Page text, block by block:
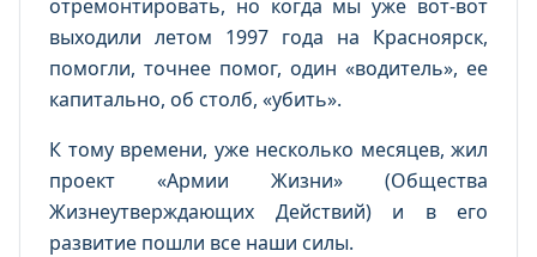
отремонтировать, но когда мы уже вот-вот
выходили летом 1997 года на Красноярск,
помогли, точнее помог, один «водитель», ее
капитально, об столб, «убить».
К тому времени, уже несколько месяцев, жил
проект «Армии Жизни» (Общества
Жизнеутверждающих Действий) и в его
развитие пошли все наши силы.